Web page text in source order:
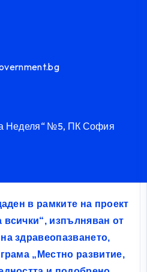
Неделя“ №5, ПК София
в рамките на проект
всички“, изпълняван от
здравеопазването,
„Местно развитие,